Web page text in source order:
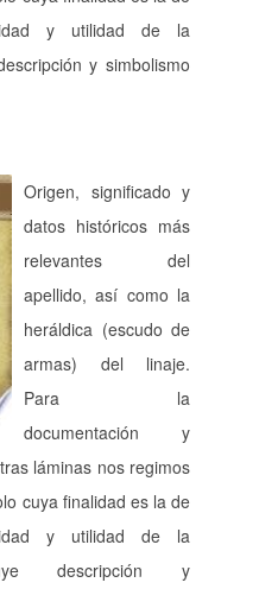
y utilidad de la
y simbolismo
Origen, significado y
datos históricos más
relevantes del
apellido, así como la
heráldica (escudo de
armas) del linaje.
Para la
documentación y
láminas nos regimos
cuya finalidad es la de
y utilidad de la
descripción y